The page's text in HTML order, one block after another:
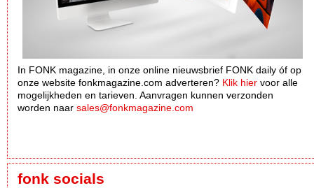
In FONK magazine, in onze online nieuwsbrief FONK daily óf op
onze website fonkmagazine.com adverteren? Klik hier voor alle
mogelijkheden en tarieven. Aanvragen kunnen verzonden
worden naar sales@fonkmagazine.com
fonk socials